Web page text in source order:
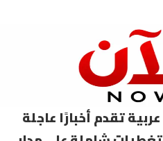
تقدم أخبارًا عاجلة